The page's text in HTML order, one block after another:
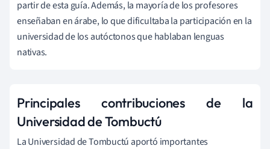
partir de esta guía. Además, la mayoría de los profesores
enseñaban en árabe, lo que dificultaba la participación en la
universidad de los autóctonos que hablaban lenguas
nativas.
Principales contribuciones de la
Universidad de Tombuctú
La Universidad de Tombuctú aportó importantes